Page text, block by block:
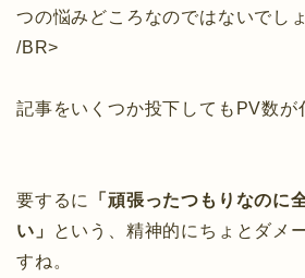
つの悩みどころなのではないでし
/BR>
記事をいくつか投下してもPV数が
要するに
「頑張ったつもりなのに
い」
という、精神的にちょとダメ
すね。